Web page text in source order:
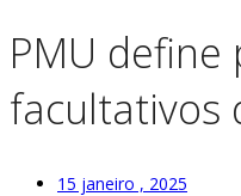
PMU define
facultativos
15 janeiro , 2025